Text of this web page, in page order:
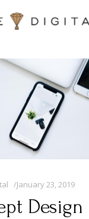
January 23, 2019
Design